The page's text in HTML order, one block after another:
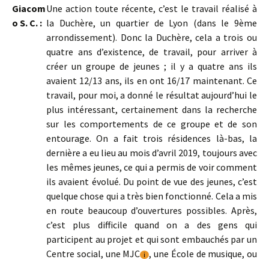
Giacom
o S. C. :
Une action toute récente, c’est le travail réalisé à
la Duchère, un quartier de Lyon (dans le 9ème
arrondissement). Donc la Duchère, cela a trois ou
quatre ans d’existence, de travail, pour arriver à
créer un groupe de jeunes ; il y a quatre ans ils
avaient 12/13 ans, ils en ont 16/17 maintenant. Ce
travail, pour moi, a donné le résultat aujourd’hui le
plus intéressant, certainement dans la recherche
sur les comportements de ce groupe et de son
entourage. On a fait trois résidences là-bas, la
dernière a eu lieu au mois d’avril 2019, toujours avec
les mêmes jeunes, ce qui a permis de voir comment
ils avaient évolué. Du point de vue des jeunes, c’est
quelque chose qui a très bien fonctionné. Cela a mis
en route beaucoup d’ouvertures possibles. Après,
c’est plus difficile quand on a des gens qui
participent au projet et qui sont embauchés par un
Centre social, une MJC i , une École de musique, ou